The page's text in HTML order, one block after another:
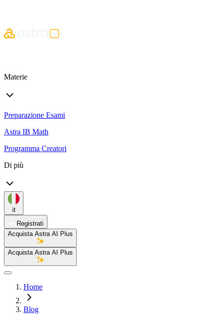
Materie
Preparazione Esami
Astra IB Math
Programma Creatori
Di più
it
Registrati
Acquista Astra AI Plus
Acquista Astra AI Plus
Home
Blog